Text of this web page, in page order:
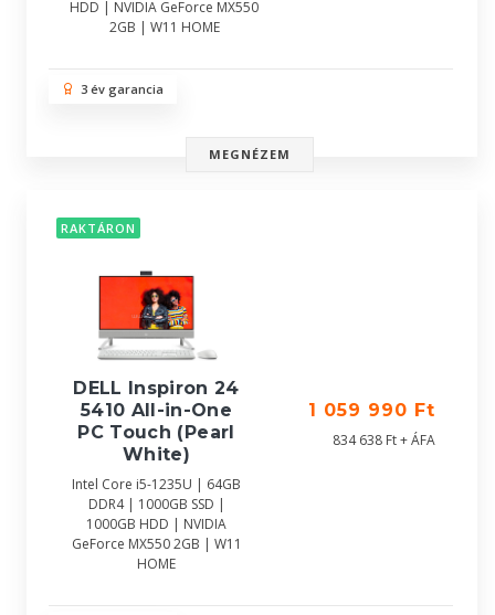
HDD | NVIDIA GeForce MX550
2GB | W11 HOME
3 év garancia
MEGNÉZEM
RAKTÁRON
DELL Inspiron 24
5410 All-in-One
PC Touch (Pearl
White)
Intel Core i5-1235U | 64GB
DDR4 | 1000GB SSD |
1000GB HDD | NVIDIA
GeForce MX550 2GB | W11
HOME
1 059 990 Ft
834 638 Ft + ÁFA